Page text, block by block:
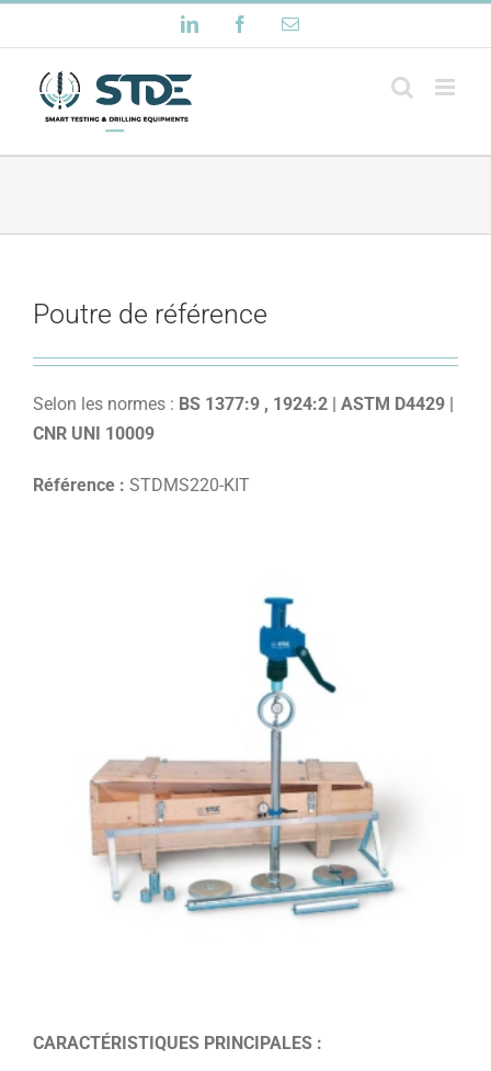
au
contenu
LinkedIn FacebookEmail
Poutre de référence
Selon les normes : BS 1377:9 , 1924:2 | ASTM D4429 |
CNR UNI 10009
Référence : STDMS220-KIT
CARACTÉRISTIQUES PRINCIPALES :